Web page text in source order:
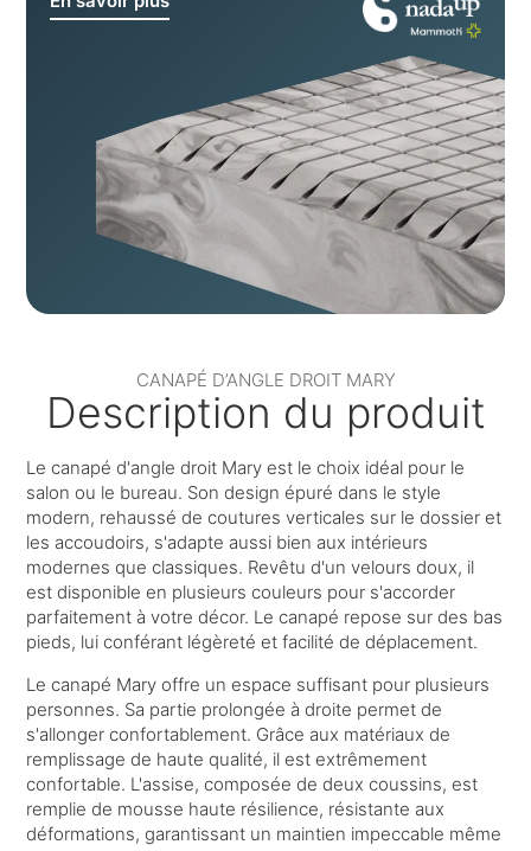
CANAPÉ D’ANGLE DROIT MARY
Description du produit
Le canapé d'angle droit Mary est le choix idéal pour le
salon ou le bureau. Son design épuré dans le style
modern, rehaussé de coutures verticales sur le dossier et
les accoudoirs, s'adapte aussi bien aux intérieurs
modernes que classiques. Revêtu d'un velours doux, il
est disponible en plusieurs couleurs pour s'accorder
parfaitement à votre décor. Le canapé repose sur des bas
pieds, lui conférant légèreté et facilité de déplacement.
Le canapé Mary offre un espace suffisant pour plusieurs
personnes. Sa partie prolongée à droite permet de
s'allonger confortablement. Grâce aux matériaux de
remplissage de haute qualité, il est extrêmement
confortable. L'assise, composée de deux coussins, est
remplie de mousse haute résilience, résistante aux
déformations, garantissant un maintien impeccable même